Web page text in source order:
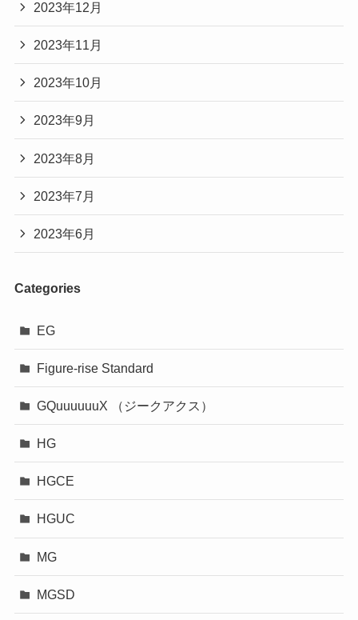
2023年12月
2023年11月
2023年10月
2023年9月
2023年8月
2023年7月
2023年6月
Categories
EG
Figure-rise Standard
GQuuuuuuX （ジークアクス）
HG
HGCE
HGUC
MG
MGSD